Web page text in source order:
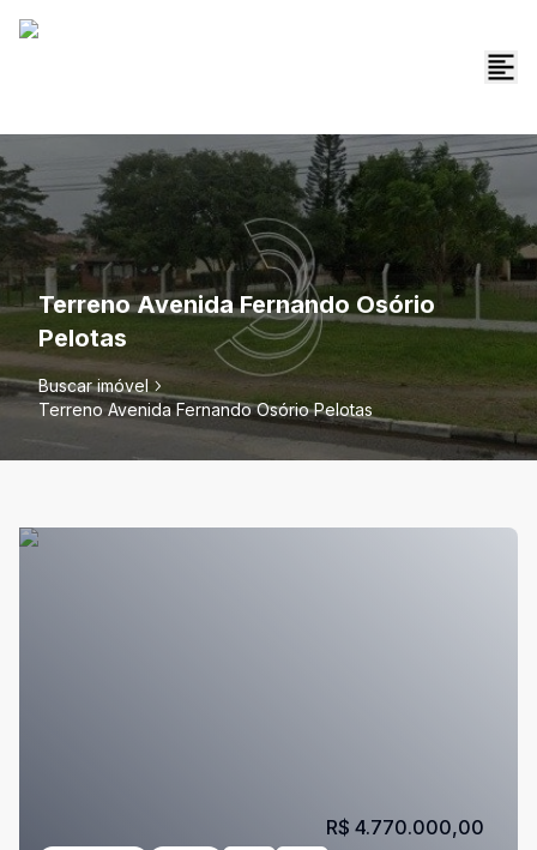
Terreno Avenida Fernando Osório
Pelotas
Buscar imóvel
Terreno Avenida Fernando Osório Pelotas
R$ 4.770.000,00